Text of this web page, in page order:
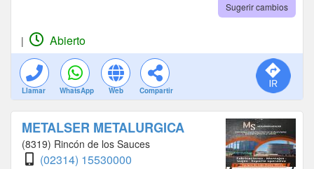
Sugerir cambios
| Abierto
Llamar WhatsApp Web Compartir
METALSER METALURGICA
(8319) Rincón de los Sauces
(02314) 15530000